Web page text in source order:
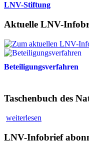
LNV-Stiftung
Aktuelle LNV-
Beteiligungsverfahren
Taschenbuch des
weiterlesen
LNV-Infobrief